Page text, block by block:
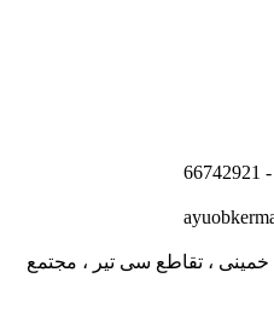
خمینی ، تقاطع سی تیر ، مجتمع